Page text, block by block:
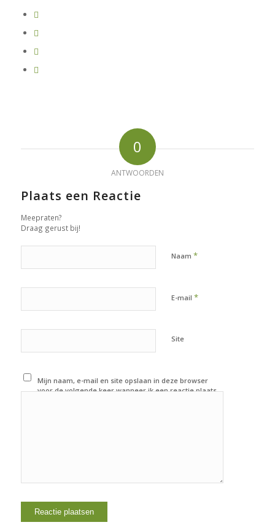
0
ANTWOORDEN
Plaats een Reactie
Meepraten?
Draag gerust bij!
Naam *
E-mail *
Site
Mijn naam, e-mail en site opslaan in deze browser
voor de volgende keer wanneer ik een reactie plaats.